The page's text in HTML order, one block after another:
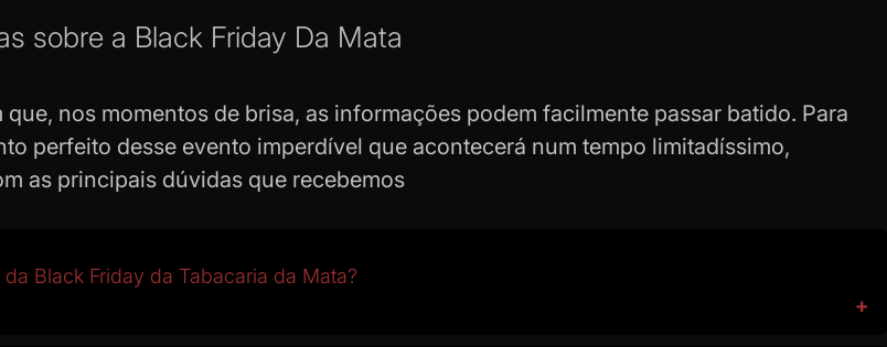
sobre a Black Friday Da Mata
que, nos momentos de brisa, as informações podem facilmente passar batido. Para
perfeito desse evento imperdível que acontecerá num tempo limitadíssimo,
as principais dúvidas que recebemos
Black Friday da Tabacaria da Mata?